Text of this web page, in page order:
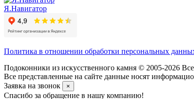
Я.Навигатор
Политика в отношении обработки персональных
Подоконники из искусственного камня © 2005-2026
Все представленные на сайте данные носят
Заявка на звонок
×
Спасибо за обращение в нашу компанию!